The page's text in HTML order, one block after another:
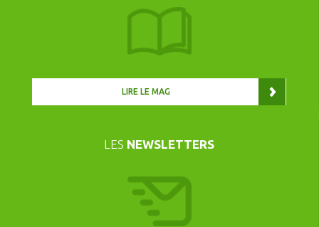
LIRE LE MAG
LES NEWSLETTERS